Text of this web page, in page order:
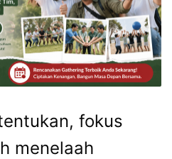
fokus
menelaah